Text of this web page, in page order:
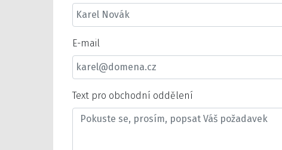
E-mail
Text pro obchodní oddělení